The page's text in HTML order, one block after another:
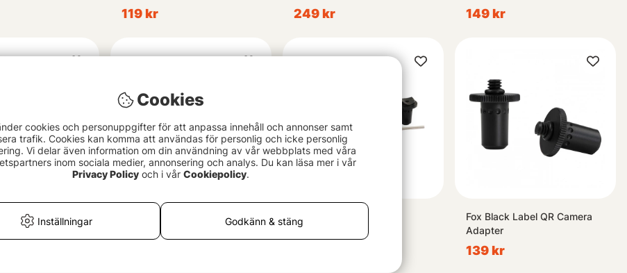
119 kr 249 kr 149 kr
Anchors
Fox Black Label Slim Stage
Stands (2-pack)
Conversion Kit
Fox Black Label QR Camera
Adapter
139 kr
Cookies
cookies och personuppgifter för att anpassa innehåll och annonser samt
trafik. Cookies kan komma att användas för personlig och icke personlig
Vi delar även information om din användning av vår webbplats med våra
inom sociala medier, annonsering och analys. Du kan läsa mer i vår
Privacy Policyoch i vår Cookiepolicy.
Inställningar Godkänn & stäng